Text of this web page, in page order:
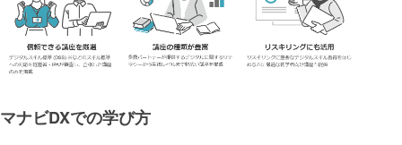
マナビDXでの学び方